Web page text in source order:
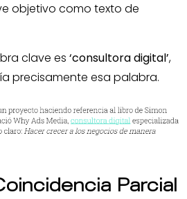
objetivo como texto de
clave es ‘consultora digital’,
precisamente esa palabra.
Parcial